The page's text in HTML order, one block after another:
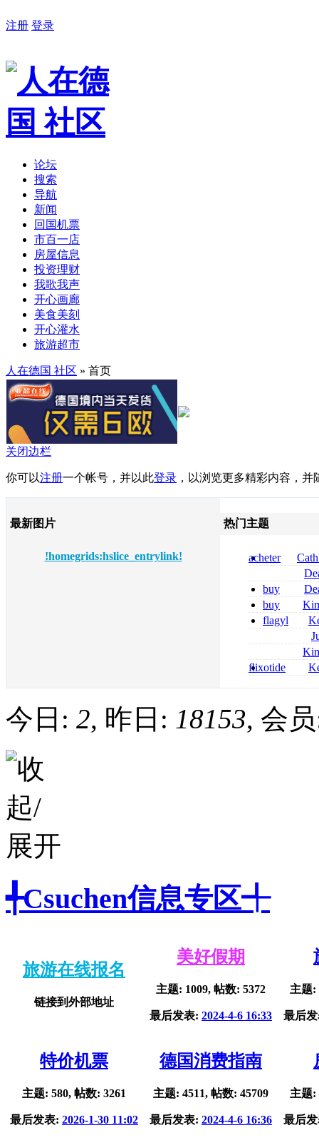
注册 登录
论坛
搜索
导航
新闻
回国机票
市百一店
房屋信息
投资理财
我歌我声
开心画廊
美食美刻
开心灌水
旅游超市
人在德国 社区 » 首页
关闭边栏
你可以注册一个帐号，并以此登录 ，以浏览更多精彩内容，
最新图片
!homegrids:hslice_entrylink!
热门主题
acheter
dapsone site
tizanidine
sans
buy
pregabalin
pregabalin
buy
zolpidem usa
flagyl
online
roxithromycin
sécurité
nolvadex
flixotide
今日: 2, 昨日: 18153, 会
╃Csuchen信息专区╃
旅游在线报名
链接到外部地址
美好假期
主题: 1009, 帖数: 5372
最后发表: 2024-4-6 16:33
主题:
最后
特价机票
主题: 580, 帖数: 3261
最后发表: 2026-1-30 11:02
德国消费指南
主题: 4511, 帖数: 45709
最后发表: 2024-4-6 16:36
主题:
最后